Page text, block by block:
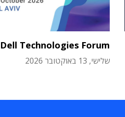
Dell Technologies Forum
שלישי, 13 באוקטובר 2026